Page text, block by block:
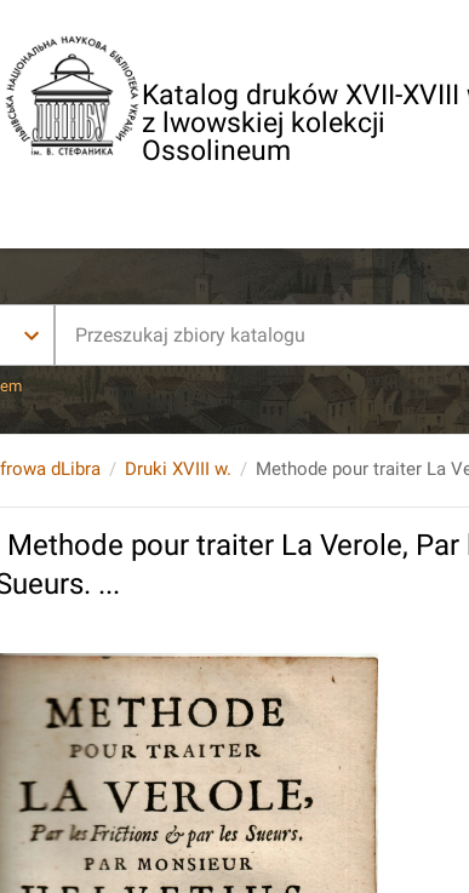
Katalog druków XVII-XVIII
z lwowskiej kolekcji
Ossolineum
dLibra Druki XVIII w.
Methode pour traiter La Verole, Par
...